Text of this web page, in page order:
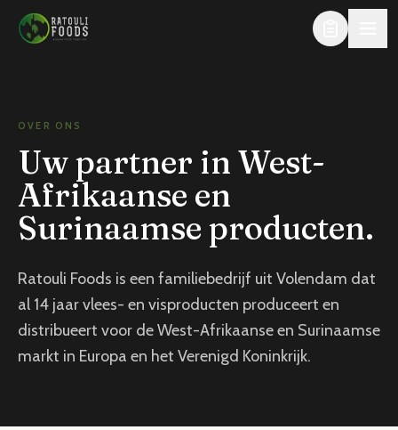
Direct naar de inhoud
OVER ONS
Uw partner in West-
Afrikaanse en
Surinaamse producten.
Ratouli Foods is een familiebedrijf uit Volendam dat
al 14 jaar vlees- en visproducten produceert en
distribueert voor de West-Afrikaanse en Surinaamse
markt in Europa en het Verenigd Koninkrijk.